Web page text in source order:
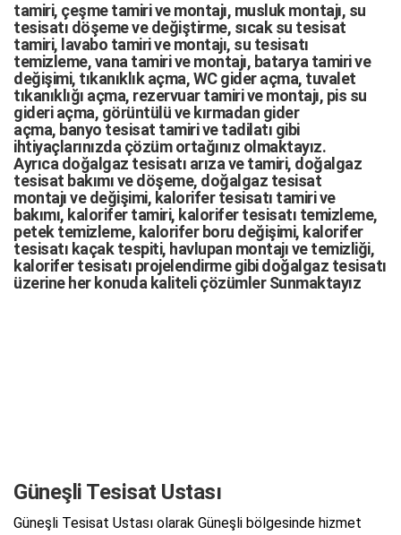
tamiri, çeşme tamirivemontajı, musluk montajı, su
tesisatı döşemeve değiştirme, sıcak su tesisat
tamiri, lavabo tamirivemontajı, su tesisatı
temizleme,vana tamirivemontajı, batarya tamirive
değişimi, tıkanıklık açma,WC gider açma, tuvalet
tıkanıklığı açma, rezervuar tamirive montajı, pis su
gideri açma, görüntülü ve kırmadan gider
açma, banyo tesisat tamirivetadilatı gibi
ihtiyaçlarınızda çözüm ortağınız olmaktayız.
Ayrıca doğalgaz tesisatı arızave tamiri, doğalgaz
tesisat bakımıve döşeme, doğalgaz tesisat
montajıve değişimi, kalorifer tesisatı tamiri ve
bakımı, kalorifer tamiri, kalorifer tesisatı temizleme,
petek temizleme, kalorifer boru değişimi, kalorifer
tesisatı kaçak tespiti, havlupan montajı ve temizliği,
kalorifer tesisatı projelendirme gibi d oğalgaz tesisatı
üzerine her konuda kaliteli çözümler Sunmaktayız
Güneşli Tesisat Ustası
Güneşli Tesisat Ustası olarak Güneşli bölgesinde hizmet